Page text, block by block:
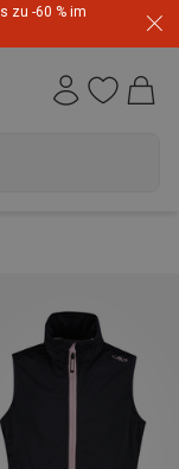
zu -60 % im